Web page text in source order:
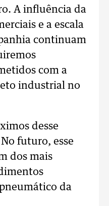
A influência da
e a escala
continuam
com a
industrial no
desse
futuro, esse
dos mais
da